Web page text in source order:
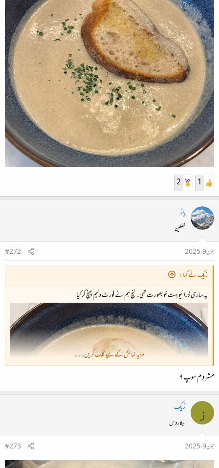
1
2
یاز
محفلین
جون 9، 2025
#272
زیک نے کہا:
یہ ساری ڈرائیو بہت خوبصورت تھی۔ لنچ ہم نے فورٹ ولیم پہنچ کر کیا
مزید نمائش کے لیے کلک کریں۔۔۔
مشروم سوپ ؟
ز زیک
ایکاروس
جون 9، 2025
#273